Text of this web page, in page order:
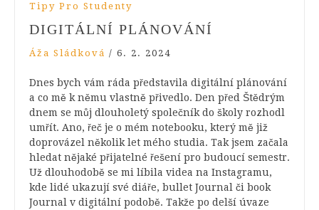
Tipy Pro Studenty
DIGITÁLNÍ PLÁNOVÁNÍ
Áža Sládková / 6. 2. 2024
Dnes bych vám ráda představila digitální plánování
a co mě k němu vlastně přivedlo. Den před Štědrým
dnem se můj dlouholetý společník do školy rozhodl
umřít. Ano, řeč je o mém notebooku, který mě již
doprovázel několik let mého studia. Tak jsem začala
hledat nějaké přijatelné řešení pro budoucí semestr.
Už dlouhodobě se mi líbila videa na Instagramu,
kde lidé ukazují své diáře, bullet Journal či book
Journal v digitální podobě. Takže po delší úvaze